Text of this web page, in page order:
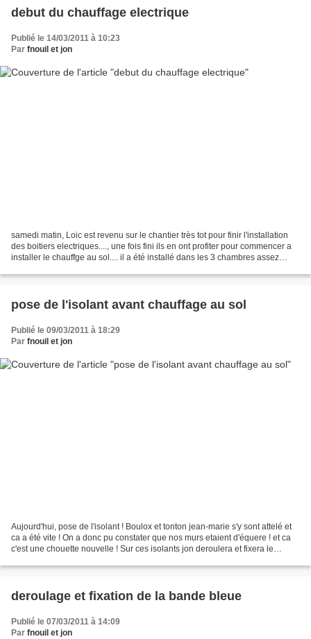
debut du chauffage electrique
Publié le 14/03/2011 à 10:23
Par fnouil et jon
samedi matin, Loic est revenu sur le chantier très tot pour finir l'installation
des boitiers electriques...., une fois fini ils en ont profiter pour commencer a
installer le chauffge au sol.... il a été installé dans les 3 chambres assez
pose de l'isolant avant chauffage au sol
Publié le 09/03/2011 à 18:29
Par fnouil et jon
Aujourd'hui, pose de l'isolant ! Boulox et tonton jean-marie s'y sont attelé et
ca a été vite ! On a donc pu constater que nos murs etaient d'équere ! et ca
c'est une chouette nouvelle ! Sur ces isolants jon deroulera et fixera le
deroulage et fixation de la bande bleue
Publié le 07/03/2011 à 14:09
Par fnouil et jon